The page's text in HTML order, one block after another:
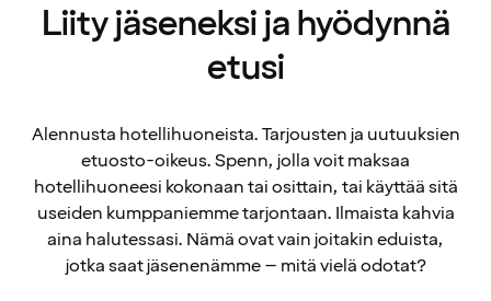
Liity jäseneksi ja hyödynnä
etusi
Alennusta hotellihuoneista. Tarjousten ja uutuuksien
etuosto-oikeus. Spenn, jolla voit maksaa
hotellihuoneesi kokonaan tai osittain, tai käyttää sitä
useiden kumppaniemme tarjontaan. Ilmaista kahvia
aina halutessasi. Nämä ovat vain joitakin eduista,
jotka saat jäsenenämme – mitä vielä odotat?